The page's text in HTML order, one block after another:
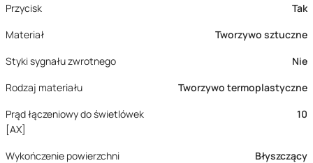
Przycisk
Tak
Materiał
Tworzywo sztuczne
Styki sygnału zwrotnego
Nie
Rodzaj materiału
Tworzywo termoplastyczne
Prąd łączeniowy do świetlówek
[AX]
10
Wykończenie powierzchni
Błyszczący